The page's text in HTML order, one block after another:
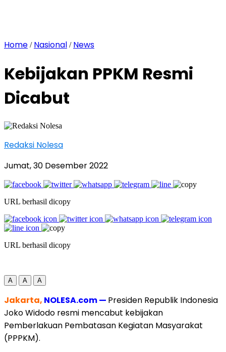
Home / Nasional / News
Kebijakan PPKM Resmi
Dicabut
Redaksi Nolesa
Jumat, 30 Desember 2022
URL berhasil dicopy
URL berhasil dicopy
A A A
Jakarta, NOLESA.com — Presiden Republik Indonesia
Joko Widodo resmi mencabut kebijakan
Pemberlakuan Pembatasan Kegiatan Masyarakat
(PPPKM).